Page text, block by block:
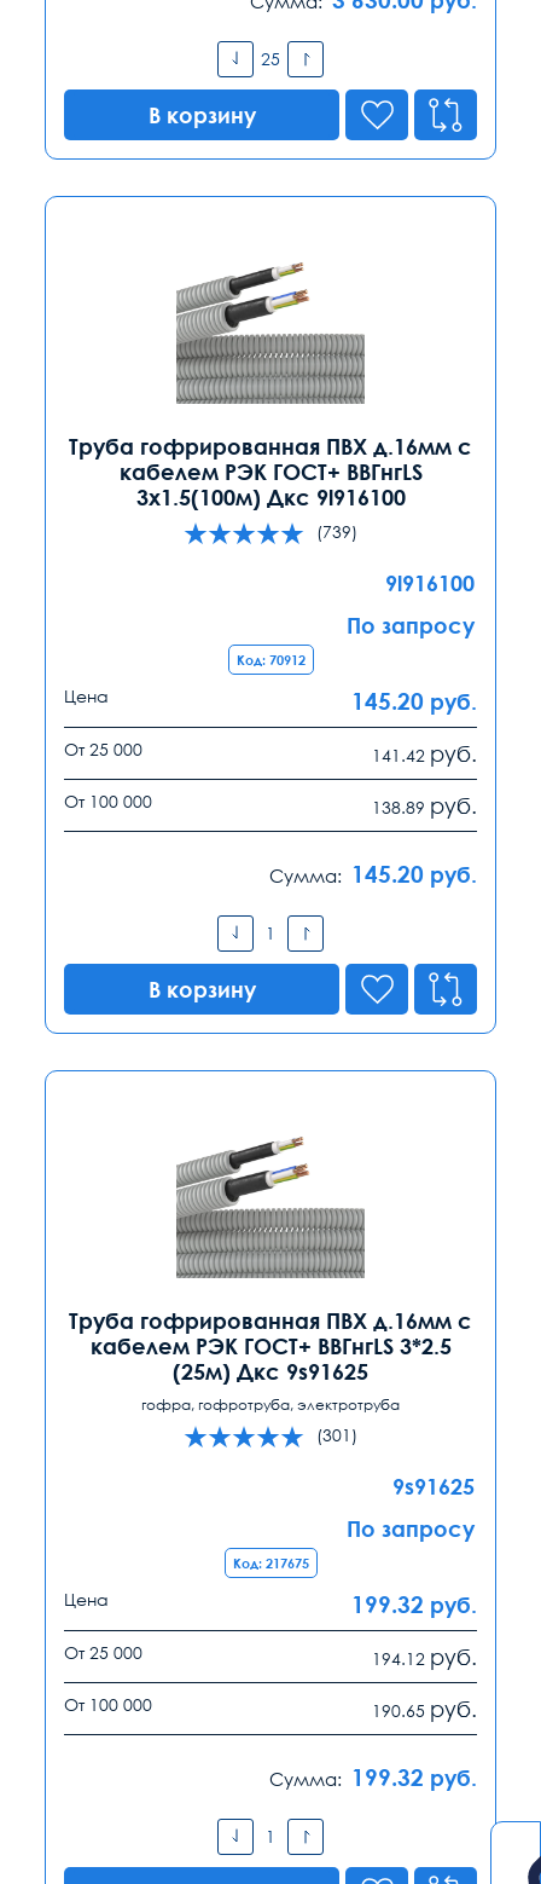
В корзину
Труба гофрированная ПВХ д.16мм с
кабелем РЭК ГОСТ+ ВВГнгLS
3х1.5(100м) Дкс 9l916100
(739)
9l916100
По запросу
Код: 70912
Цена 145.20 руб.
От 25 000 141.42 руб.
От 100 000 138.89 руб.
Сумма: 145.20 руб.
В корзину
Труба гофрированная ПВХ д.16мм с
кабелем РЭК ГОСТ+ ВВГнгLS 3*2.5
(25м) Дкс 9s91625
гофра, гофротруба, электротруба
(301)
9s91625
По запросу
Код: 217675
Цена 199.32 руб.
От 25 000 194.12 руб.
От 100 000 190.65 руб.
Сумма: 199.32 руб.